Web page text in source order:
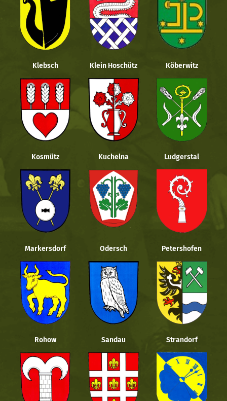
Klebsch Klein Hoschütz Köberwitz
Kosmütz Kuchelna Ludgerstal
Markersdorf Odersch Petershofen
Rohow Sandau Strandorf